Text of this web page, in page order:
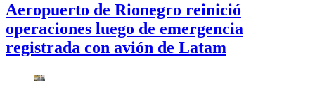
Aeropuerto de Rionegro reinició
operaciones luego de emergencia
registrada con avión de Latam